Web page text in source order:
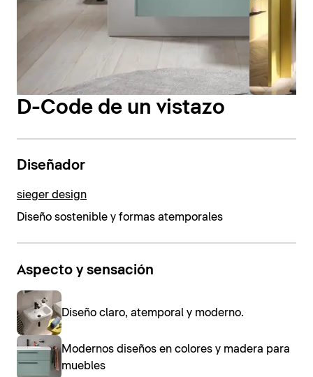
D-Code de un vistazo
Diseñador
sieger design
Diseño sostenible y formas atemporales
Aspecto y sensación
Diseño claro, atemporal y moderno.
Modernos diseños en colores y madera para
muebles